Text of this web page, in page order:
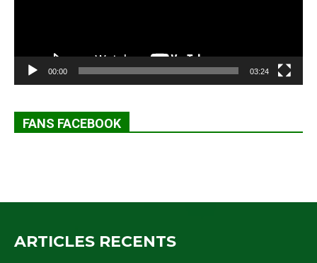
00:00 03:24
FANS FACEBOOK
ARTICLES RECENTS